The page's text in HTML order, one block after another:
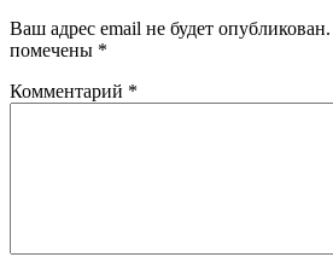
Ваш адрес email не будет опубликован.
помечены *
Комментарий *